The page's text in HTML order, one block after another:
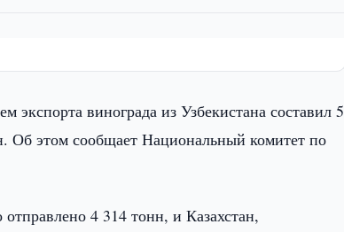
экспорта винограда из Узбекистана составил 5
Об этом сообщает Национальный комитет по
4 314 тонн, и Казахстан,